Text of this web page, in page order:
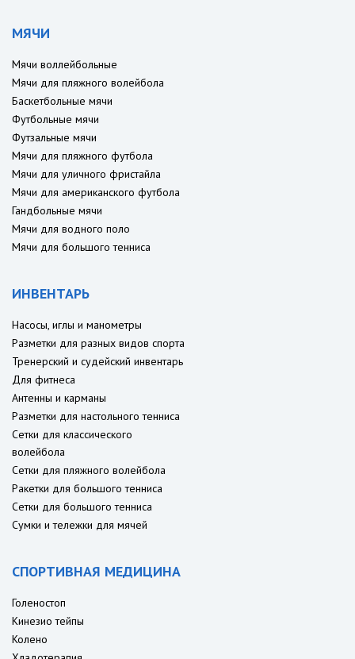
МЯЧИ
Мячи воллейбольные
Мячи для пляжного волейбола
Баскетбольные мячи
Футбольные мячи
Футзальные мячи
Мячи для пляжного футбола
Мячи для уличного фристайла
Мячи для американского футбола
Гандбольные мячи
Мячи для водного поло
Мячи для большого тенниса
ИНВЕНТАРЬ
Насосы, иглы и манометры
Разметки для разных видов спорта
Тренерский и судейский инвентарь
Для фитнеса
Антенны и карманы
Разметки для настольного тенниса
Сетки для классического
волейбола
Сетки для пляжного волейбола
Ракетки для большого тенниса
Сетки для большого тенниса
Сумки и тележки для мячей
СПОРТИВНАЯ МЕДИЦИНА
Голеностоп
Кинезио тейпы
Колено